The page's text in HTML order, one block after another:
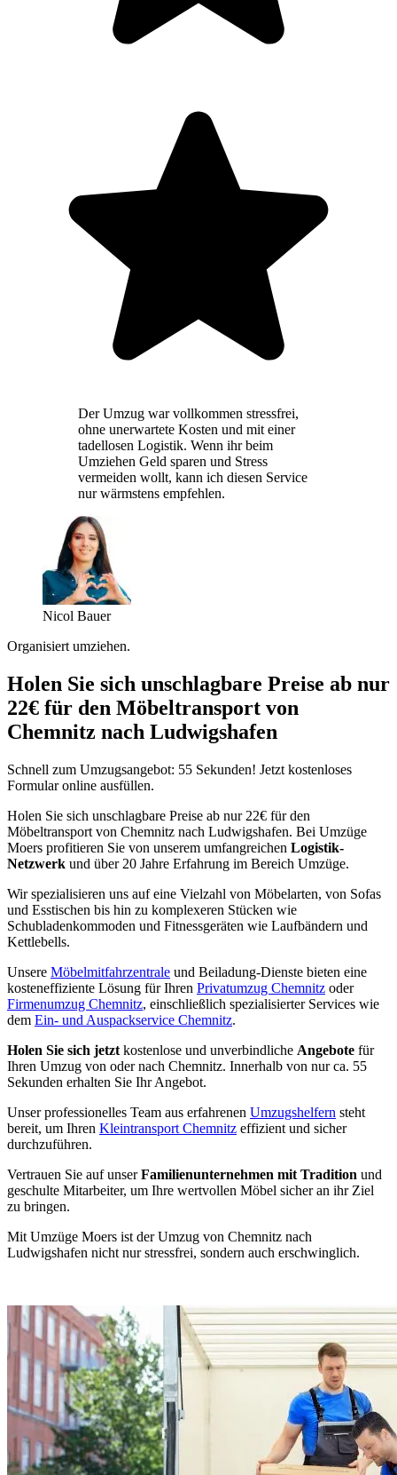
Der Umzug war vollkommen stressfrei,
ohne unerwartete Kosten und mit einer
tadellosen Logistik. Wenn ihr beim
Umziehen Geld sparen und Stress
vermeiden wollt, kann ich diesen Service
nur wärmstens empfehlen.
Nicol Bauer
Organisiert umziehen.
Holen Sie sich unschlagbare Preise ab nur
22€ für den Möbeltransport von
Chemnitz nach Ludwigshafen
Schnell zum Umzugsangebot: 55 Sekunden! Jetzt kostenloses
Formular online ausfüllen.
Holen Sie sich unschlagbare Preise ab nur 22€ für den
Möbeltransport von Chemnitz nach Ludwigshafen. Bei Umzüge
Moers profitieren Sie von unserem umfangreichen Logistik-
Netzwerk und über 20 Jahre Erfahrung im Bereich Umzüge.
Wir spezialisieren uns auf eine Vielzahl von Möbelarten, von Sofas
und Esstischen bis hin zu komplexeren Stücken wie
Schubladenkommoden und Fitnessgeräten wie Laufbändern und
Kettlebells.
Unsere Möbelmitfahrzentrale und Beiladung-Dienste bieten eine
kosteneffiziente Lösung für Ihren Privatumzug Chemnitz oder
Firmenumzug Chemnitz, einschließlich spezialisierter Services wie
dem Ein- und Auspackservice Chemnitz.
Holen Sie sich jetzt kostenlose und unverbindliche Angebote für
Ihren Umzug von oder nach Chemnitz. Innerhalb von nur ca. 55
Sekunden erhalten Sie Ihr Angebot.
Unser professionelles Team aus erfahrenen Umzugshelfern steht
bereit, um Ihren Kleintransport Chemnitz effizient und sicher
durchzuführen.
Vertrauen Sie auf unserFamilienunternehmen mit Tradition und
geschulte Mitarbeiter, um Ihre wertvollen Möbel sicher an ihr Ziel
zu bringen.
Mit Umzüge Moers ist der Umzug von Chemnitz nach
Ludwigshafen nicht nur stressfrei, sondern auch erschwinglich.